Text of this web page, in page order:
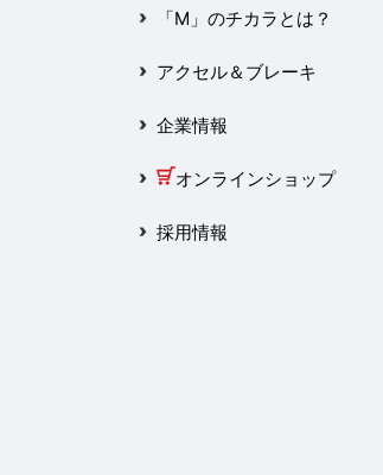
2025年1月
2024年12月
2024年11月
2024年10月
「M」のチカラとは？
アクセル＆ブレーキ
企業情報
オンラインショップ
採用情報